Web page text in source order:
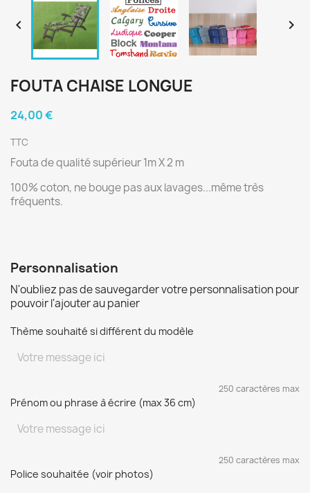
 
FOUTA CHAISE LONGUE
24,00 €
TTC
Fouta de qualité supérieur 1m X 2 m
100% coton, ne bouge pas aux lavages...même très
fréquents.
Personnalisation
N'oubliez pas de sauvegarder votre personnalisation pour
pouvoir l'ajouter au panier
Thème souhaité si différent du modèle
250 caractères max
Prénom ou phrase à écrire (max 36 cm)
250 caractères max
Police souhaitée (voir photos)